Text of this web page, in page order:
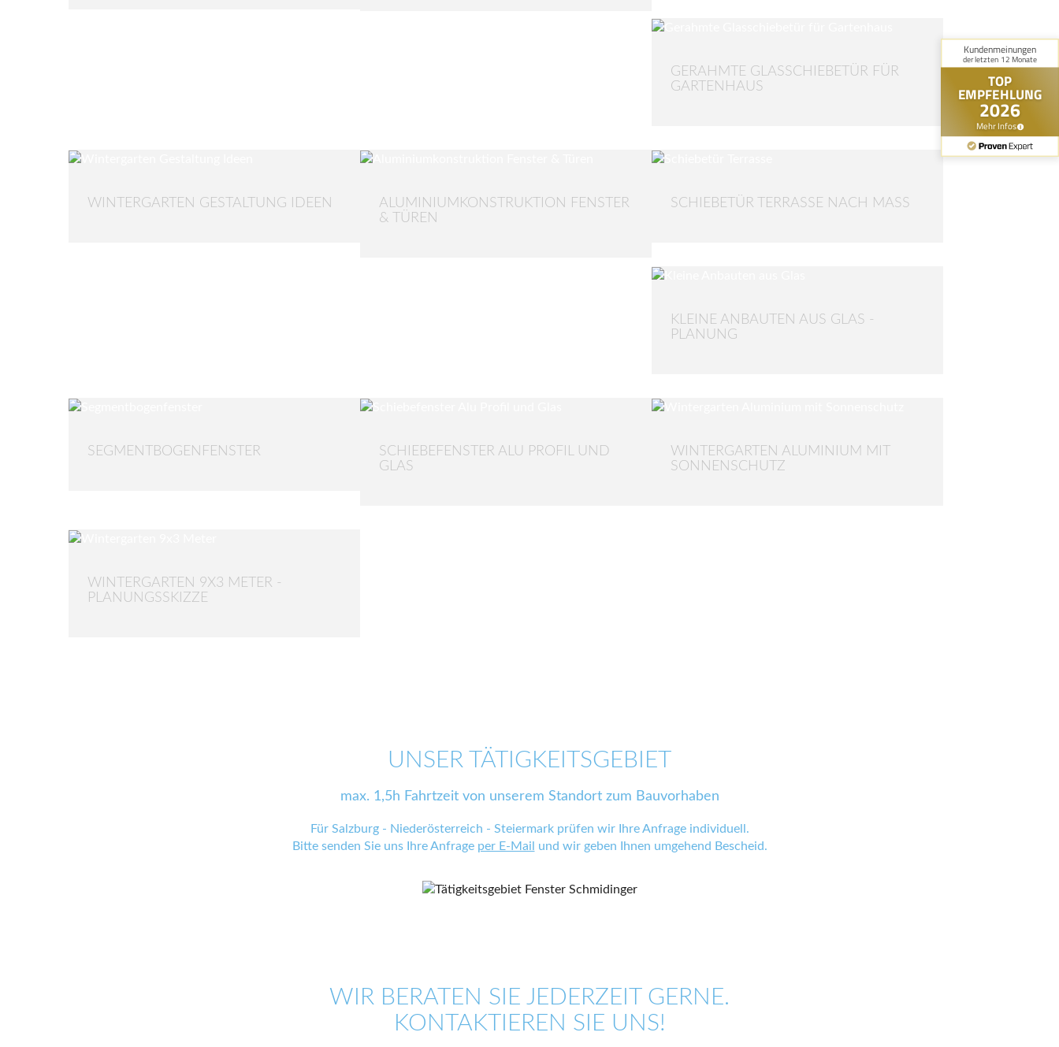
GERAHMTE GLASSCHIEBETÜR FÜR
GARTENHAUS
WINTERGARTEN GESTALTUNG IDEEN
ALUMINIUMKONSTRUKTION FENSTER
& TÜREN
SCHIEBETÜR TERRASSE NACH MASS
KLEINE ANBAUTEN AUS GLAS -
PLANUNG
SEGMENTBOGENFENSTER
SCHIEBEFENSTER ALU PROFIL UND
GLAS
WINTERGARTEN ALUMINIUM MIT
SONNENSCHUTZ
WINTERGARTEN 9X3 METER -
PLANUNGSSKIZZE
UNSER TÄTIGKEITSGEBIET
max. 1,5h Fahrtzeit von unserem Standort zum Bauvorhaben
Für Salzburg - Niederösterreich - Steiermark prüfen wir Ihre Anfrage individuell.
Bitte senden Sie uns Ihre Anfrage per E-Mail und wir geben Ihnen umgehend Bescheid.
WIR BERATEN SIE JEDERZEIT GERNE.
KONTAKTIEREN SIE UNS!